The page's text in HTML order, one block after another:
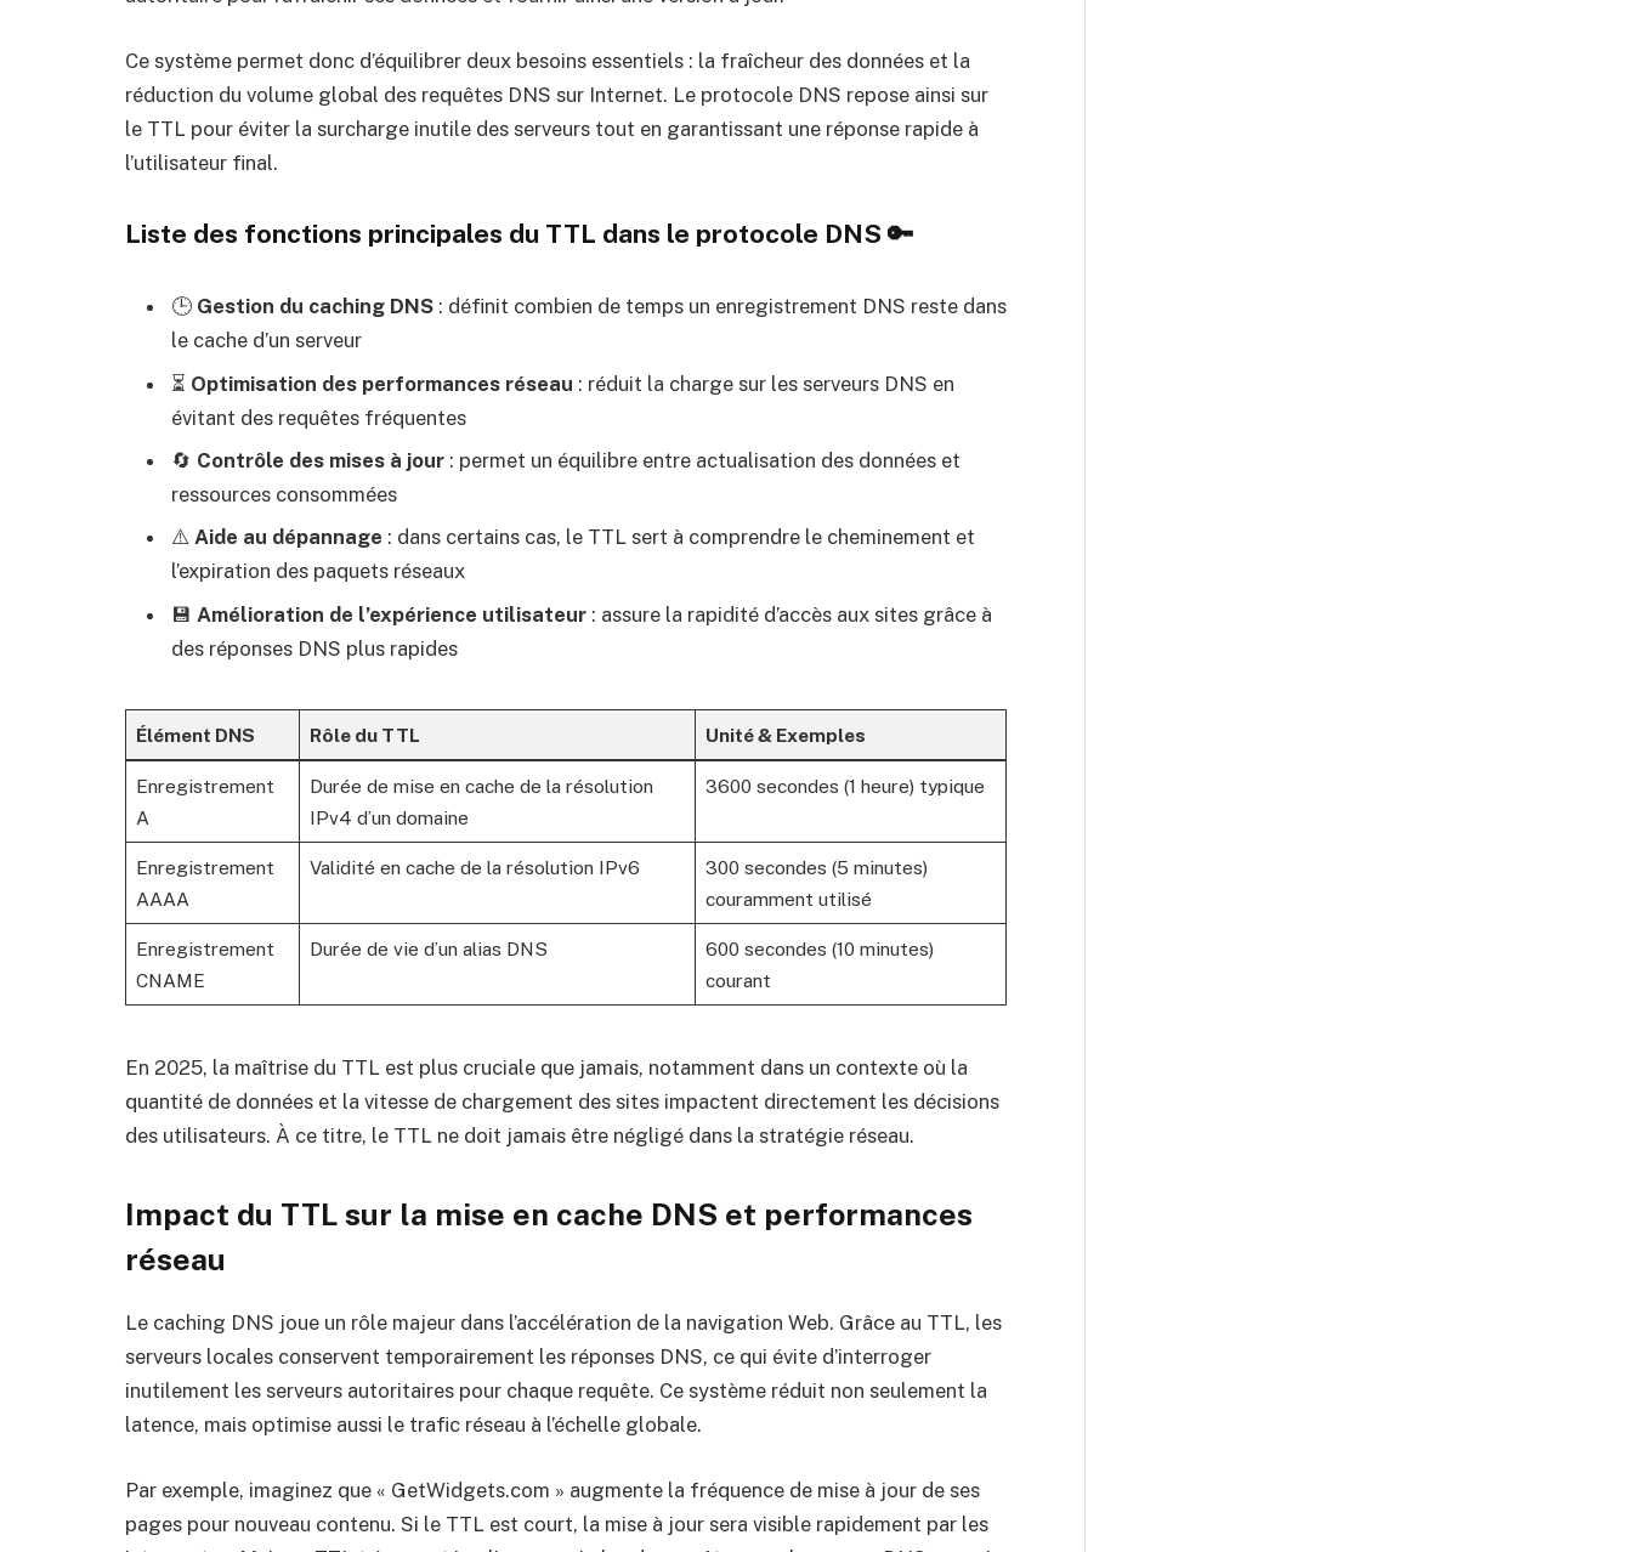
Ce système permet donc d’équilibrer deux besoins essentiels : la fraîcheur des données et la
réduction du volume global des requêtes DNS sur Internet. Le protocole DNS repose ainsi sur
le TTL pour éviter la surcharge inutile des serveurs tout en garantissant une réponse rapide à
l’utilisateur final.
Liste des fonctions principales du TTL dans le protocole DNS 🔑
🕒 Gestion du caching DNS : définit combien de temps un enregistrement DNS reste dans
le cache d’un serveur
⏳ Optimisation des performances réseau : réduit la charge sur les serveurs DNS en
évitant des requêtes fréquentes
🔄 Contrôle des mises à jour : permet un équilibre entre actualisation des données et
ressources consommées
⚠️ Aide au dépannage : dans certains cas, le TTL sert à comprendre le cheminement et
l’expiration des paquets réseaux
💾 Amélioration de l’expérience utilisateur : assure la rapidité d’accès aux sites grâce à
des réponses DNS plus rapides
Élément DNS Rôle du TTL Unité & Exemples
Enregistrement
A
Durée de mise en cache de la résolution
IPv4 d’un domaine
3600 secondes (1 heure) typique
Enregistrement
AAAA
Validité en cache de la résolution IPv6
300 secondes (5 minutes)
couramment utilisé
Enregistrement
CNAME
Durée de vie d’un alias DNS
600 secondes (10 minutes)
courant
En 2025, la maîtrise du TTL est plus cruciale que jamais, notamment dans un contexte où la
quantité de données et la vitesse de chargement des sites impactent directement les décisions
des utilisateurs. À ce titre, le TTL ne doit jamais être négligé dans la stratégie réseau.
Impact du TTL sur la mise en cache DNS et performances
réseau
Le caching DNS joue un rôle majeur dans l’accélération de la navigation Web. Grâce au TTL, les
serveurs locales conservent temporairement les réponses DNS, ce qui évite d’interroger
inutilement les serveurs autoritaires pour chaque requête. Ce système réduit non seulement la
latence, mais optimise aussi le trafic réseau à l’échelle globale.
Par exemple, imaginez que « GetWidgets.com » augmente la fréquence de mise à jour de ses
pages pour nouveau contenu. Si le TTL est court, la mise à jour sera visible rapidement par les